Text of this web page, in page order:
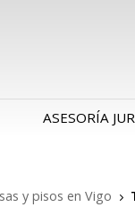
ASESORÍA
y pisos en Vigo